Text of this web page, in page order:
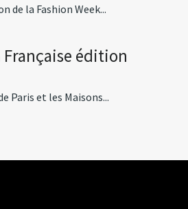
de la Fashion Week...
Française édition
Paris et les Maisons...